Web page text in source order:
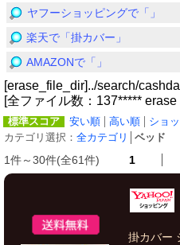
ヤフーショッピングで「」
楽天で「掛カバー」
AMAZONで「」
[erase_file_dir]../search/
[全ファイル数：137***** erase
標準スコア 安い順 高い順
ショ
カテゴリ選択： 全カテゴリ ベッド
1件～30件(全61件) 1
掛カバー